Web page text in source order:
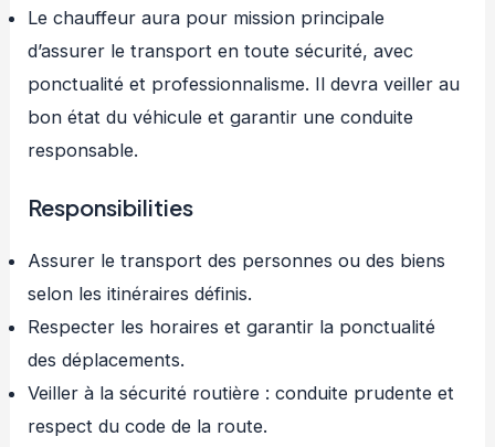
Le chauffeur aura pour mission principale
d’assurer le transport en toute sécurité, avec
ponctualité et professionnalisme. Il devra veiller au
bon état du véhicule et garantir une conduite
responsable.
Responsibilities
Assurer le transport des personnes ou des biens
selon les itinéraires définis.
Respecter les horaires et garantir la ponctualité
des déplacements.
Veiller à la sécurité routière : conduite prudente et
respect du code de la route.